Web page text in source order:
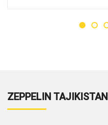
ZEPPELIN TAJIKISTAN